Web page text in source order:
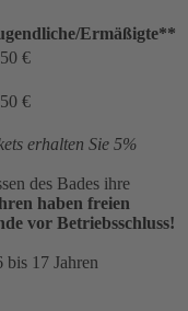
Ermäßigte**
€
€
erhalten Sie 5%
des Bades ihre
haben freien
vor Betriebsschluss!
17 Jahren